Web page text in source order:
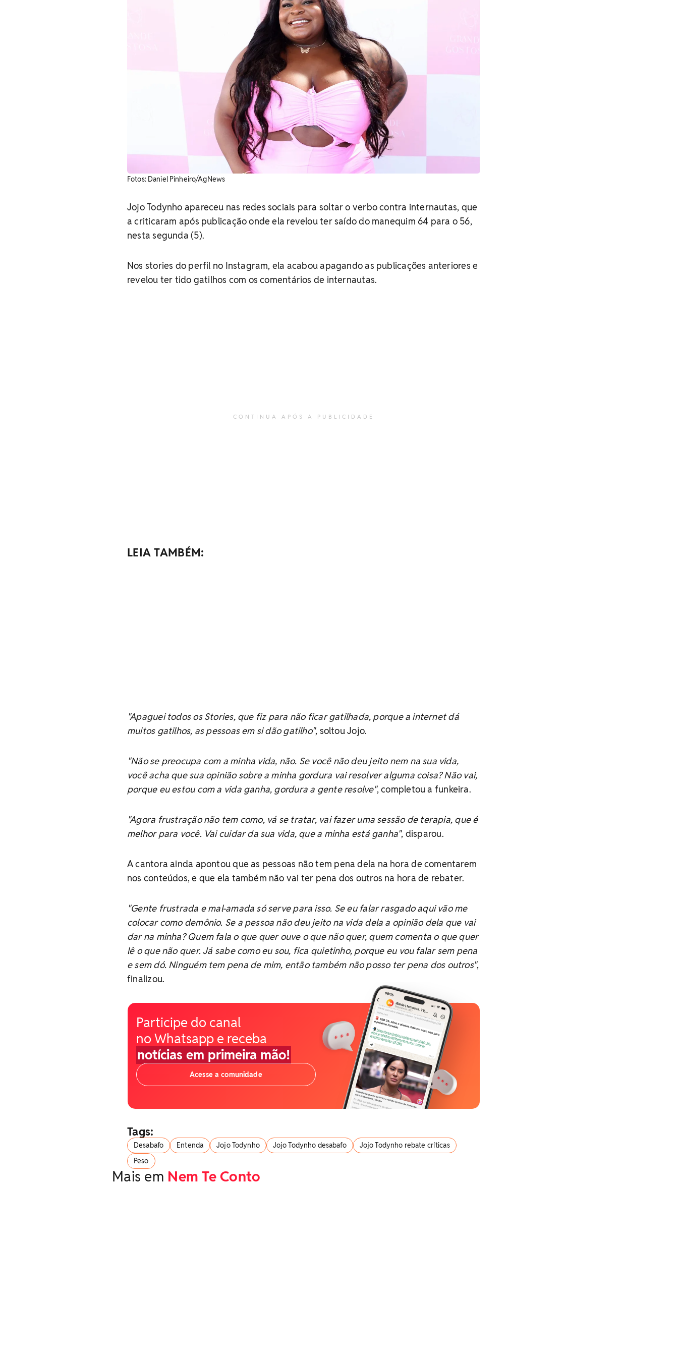
Fotos: Daniel Pinheiro/AgNews
Jojo Todynho apareceu nas redes sociais para soltar o verbo contra internautas, que
a criticaram após publicação onde ela revelou ter saído do manequim 64 para o 56,
nesta segunda (5).
Nos stories do perfil no Instagram, ela acabou apagando as publicações anteriores e
revelou ter tido gatilhos com os comentários de internautas.
CONTINUA APÓS A PUBLICIDADE
LEIA TAMBÉM:
"Apaguei todos os Stories, que fiz para não ficar gatilhada, porque a internet dá
muitos gatilhos, as pessoas em si dão gatilho", soltou Jojo.
"Não se preocupa com a minha vida, não. Se você não deu jeito nem na sua vida,
você acha que sua opinião sobre a minha gordura vai resolver alguma coisa? Não vai,
porque eu estou com a vida ganha, gordura a gente resolve", completou a funkeira.
"Agora frustração não tem como, vá se tratar, vai fazer uma sessão de terapia, que é
melhor para você. Vai cuidar da sua vida, que a minha está ganha", disparou.
A cantora ainda apontou que as pessoas não tem pena dela na hora de comentarem
nos conteúdos, e que ela também não vai ter pena dos outros na hora de rebater.
"Gente frustrada e mal-amada só serve para isso. Se eu falar rasgado aqui vão me
colocar como demônio. Se a pessoa não deu jeito na vida dela a opinião dela que vai
dar na minha? Quem fala o que quer ouve o que não quer, quem comenta o que quer
lê o que não quer. Já sabe como eu sou, fica quietinho, porque eu vou falar sem pena
e sem dó. Ninguém tem pena de mim, então também não posso ter pena dos outros",
finalizou.
Participe do canal
no Whatsapp e receba
notícias em primeira mão!
Acesse a comunidade
Tags:
Desabafo Entenda Jojo Todynho Jojo Todynho desabafo
Jojo Todynho rebate críticas
Peso
Mais em Nem Te Conto